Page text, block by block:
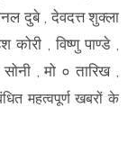
दुबे , देवदत्त शुक्ला
, विष्णु पाण्डे ,
, मो ० तारिख ,
महत्वपूर्ण खबरों के